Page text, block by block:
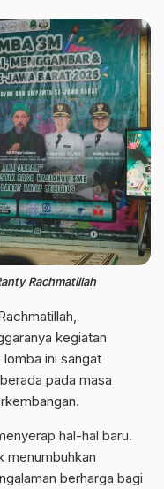
Rachmatillah
kegiatan
ini sangat
pada masa
hal-hal baru.
menumbuhkan
berharga bagi